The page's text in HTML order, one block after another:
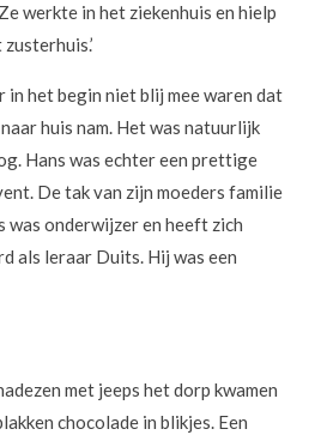
werkte in het ziekenhuis en hielp
in het begin niet blij mee waren dat
huis nam. Het was natuurlijk
Hans was echter een prettige
De tak van zijn moeders familie
was onderwijzer en heeft zich
als leraar Duits. Hij was een
met jeeps het dorp kwamen
chocolade in blikjes. Een